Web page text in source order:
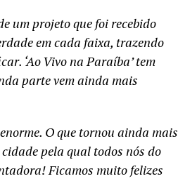
um projeto que foi recebido
em cada faixa, trazendo
‘Ao Vivo na Paraíba’ tem
parte vem ainda mais
O que tornou ainda mais
pela qual todos nós do
Ficamos muito felizes